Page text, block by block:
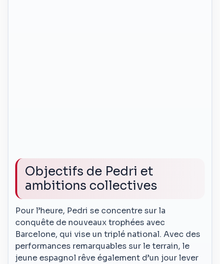
Objectifs de Pedri et
ambitions collectives
Pour l’heure, Pedri se concentre sur la
conquête de nouveaux trophées avec
Barcelone, qui vise un triplé national. Avec des
performances remarquables sur le terrain, le
jeune espagnol rêve également d’un jour lever